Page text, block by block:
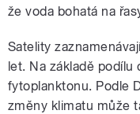
že voda bohatá na
Satelity
let. Na základě
fytoplanktonu. Podle
změny klimatu může